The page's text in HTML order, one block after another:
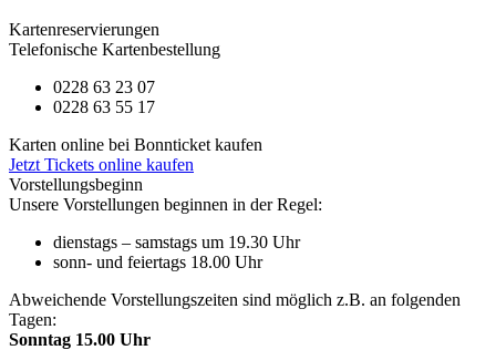
Kartenreservierungen
Telefonische Kartenbestellung
0228 63 23 07
0228 63 55 17
Karten online bei Bonnticket kaufen
Jetzt Tickets online kaufen
Vorstellungsbeginn
Unsere Vorstellungen beginnen in der Regel:
dienstags – samstags um 19.30 Uhr
sonn- und feiertags 18.00 Uhr
Abweichende Vorstellungszeiten sind möglich z.B. an folgenden
Tagen:
Sonntag 15.00 Uhr